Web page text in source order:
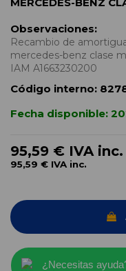
Observaciones:
Recambio de
mercedes-benz clase
IAM A1663230200
Código interno:
Fecha disponible:
95,59 € IVA inc.
95,59 € IVA inc.
¿Necesitas